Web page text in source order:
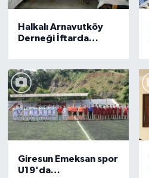
Halkalı Arnavutköy
Derneği İftarda
Giresun Emeksan spor
U19'da